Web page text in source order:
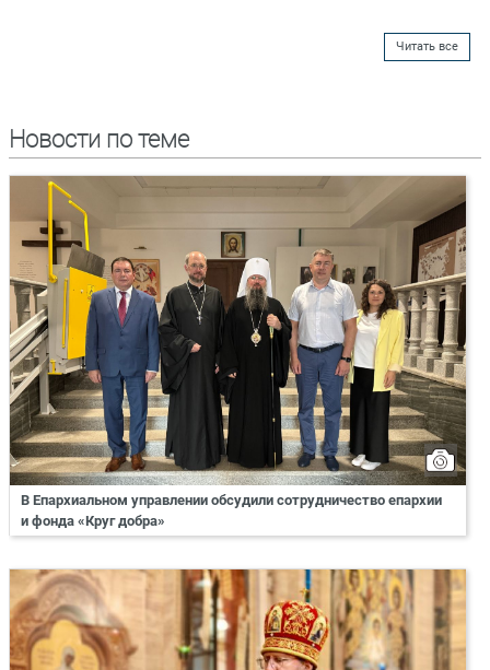
Читать все
Новости по теме
В Епархиальном управлении обсудили сотрудничество епархии
и фонда «Круг добра»